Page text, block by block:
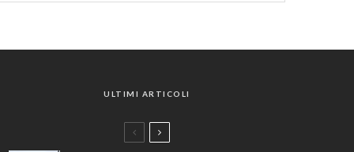
ULTIMI ARTICOLI